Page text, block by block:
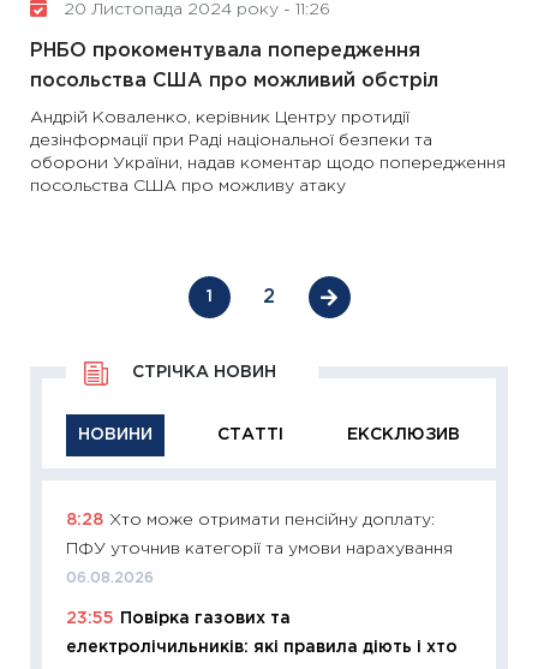
20 Листопада 2024 року - 11:26
РНБО прокоментувала попередження
посольства США про можливий обстріл
Андрій Коваленко, керівник Центру протидії
дезінформації при Раді національної безпеки та
оборони України, надав коментар щодо попередження
посольства США про можливу атаку
1 2
НОВИНИ СТАТТІ ЕКСКЛЮЗИВ
СТРІЧКА НОВИН
8:28 Хто може отримати пенсійну доплату:
ПФУ уточнив категорії та умови нарахування
06.08.2026
23:55
Повірка газових та
електролічильників: які правила діють і хто